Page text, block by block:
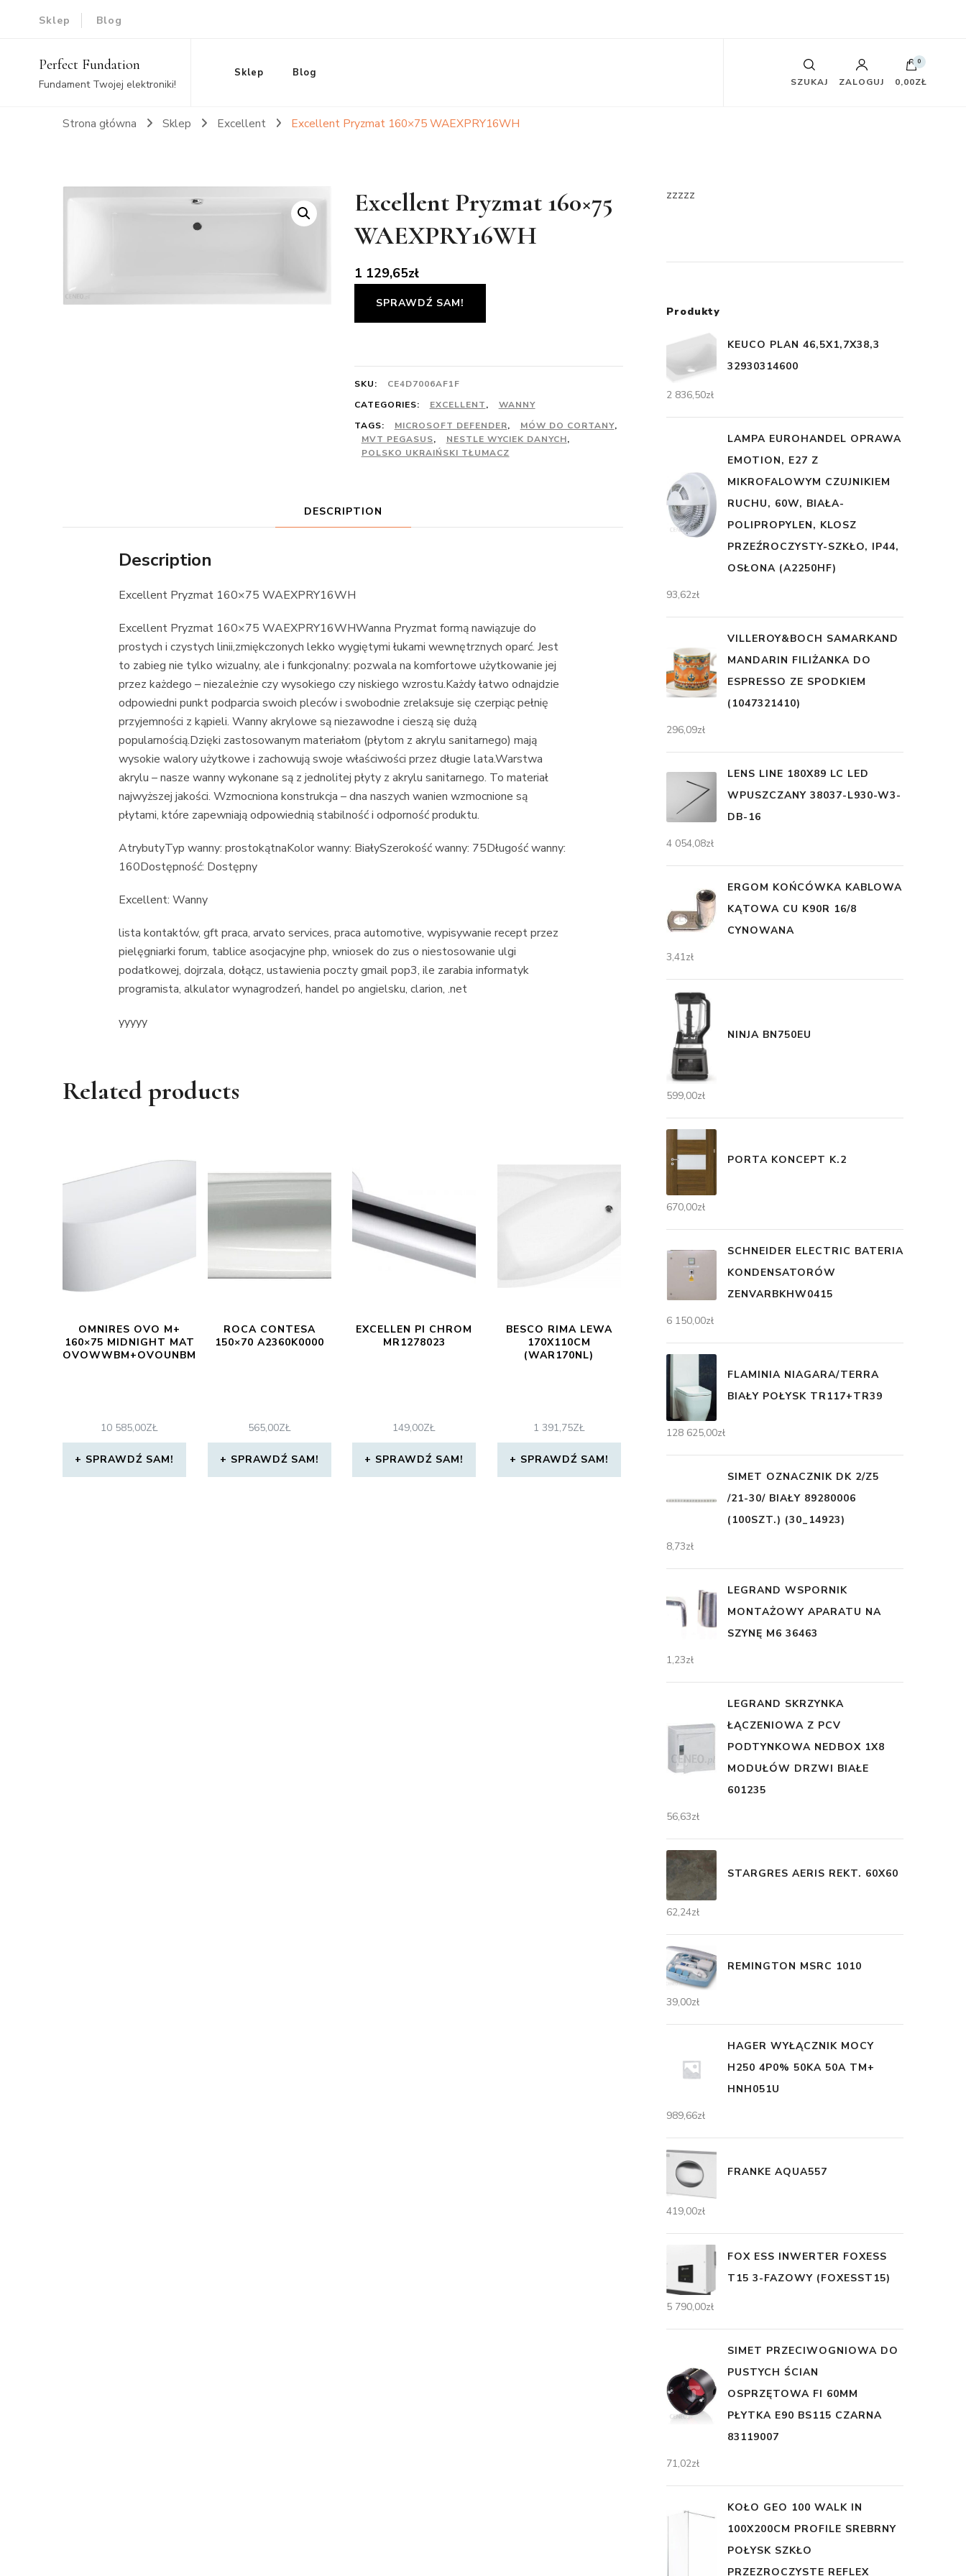
Sklep Blog
Perfect Fundation
Fundament Twojej elektroniki!
Sklep Blog
SZUKAJ ZALOGUJ
0
0,00ZŁ
Strona główna Sklep Excellent Excellent Pryzmat 160×75 WAEXPRY16WH
Excellent Pryzmat 160×75
WAEXPRY16WH
1 129,65zł
SPRAWDŹ SAM!
SKU:
CE4D7006AF1F
CATEGORIES:
EXCELLENT,
WANNY
TAGS:
MICROSOFT DEFENDER, MÓW DO CORTANY,
MVT PEGASUS, NESTLE WYCIEK DANYCH,
POLSKO UKRAIŃSKI TŁUMACZ
DESCRIPTION
Description
Excellent Pryzmat 160×75 WAEXPRY16WH
Excellent Pryzmat 160×75 WAEXPRY16WHWanna Pryzmat formą nawiązuje do
prostych i czystych linii,zmiękczonych lekko wygiętymi łukami wewnętrznych oparć. Jest
to zabieg nie tylko wizualny, ale i funkcjonalny: pozwala na komfortowe użytkowanie jej
przez każdego – niezależnie czy wysokiego czy niskiego wzrostu.Każdy łatwo odnajdzie
odpowiedni punkt podparcia swoich pleców i swobodnie zrelaksuje się czerpiąc pełnię
przyjemności z kąpieli. Wanny akrylowe są niezawodne i cieszą się dużą
popularnością.Dzięki zastosowanym materiałom (płytom z akrylu sanitarnego) mają
wysokie walory użytkowe i zachowują swoje właściwości przez długie lata.Warstwa
akrylu – nasze wanny wykonane są z jednolitej płyty z akrylu sanitarnego. To materiał
najwyższej jakości. Wzmocniona konstrukcja – dna naszych wanien wzmocnione są
płytami, które zapewniają odpowiednią stabilność i odporność produktu.
AtrybutyTyp wanny: prostokątnaKolor wanny: BiałySzerokość wanny: 75Długość wanny:
160Dostępność: Dostępny
Excellent: Wanny
lista kontaktów, gft praca, arvato services, praca automotive, wypisywanie recept przez
pielęgniarki forum, tablice asocjacyjne php, wniosek do zus o niestosowanie ulgi
podatkowej, dojrzala, dołącz, ustawienia poczty gmail pop3, ile zarabia informatyk
programista, alkulator wynagrodzeń, handel po angielsku, clarion, .net
yyyyy
Related products
OMNIRES OVO M+
160×75 MIDNIGHT MAT
OVOWWBM+OVOUNBM
10 585,00ZŁ
SPRAWDŹ SAM!
ROCA CONTESA
150×70 A2360K0000
565,00ZŁ
SPRAWDŹ SAM!
EXCELLEN PI CHROM
MR1278023
149,00ZŁ
SPRAWDŹ SAM!
BESCO RIMA LEWA
170X110CM
(WAR170NL)
1 391,75ZŁ
SPRAWDŹ SAM!
zzzzz
Produkty
KEUCO PLAN 46,5X1,7X38,3
32930314600
2 836,50zł
LAMPA EUROHANDEL OPRAWA
EMOTION, E27 Z
MIKROFALOWYM CZUJNIKIEM
RUCHU, 60W, BIAŁA-
POLIPROPYLEN, KLOSZ
PRZEŹROCZYSTY-SZKŁO, IP44,
OSŁONA (A2250HF)
93,62zł
VILLEROY&BOCH SAMARKAND
MANDARIN FILIŻANKA DO
ESPRESSO ZE SPODKIEM
(1047321410)
296,09zł
LENS LINE 180X89 LC LED
WPUSZCZANY 38037-L930-W3-
DB-16
4 054,08zł
ERGOM KOŃCÓWKA KABLOWA
KĄTOWA CU K90R 16/8
CYNOWANA
3,41zł
NINJA BN750EU
599,00zł
PORTA KONCEPT K.2
670,00zł
SCHNEIDER ELECTRIC BATERIA
KONDENSATORÓW
ZENVARBKHW0415
6 150,00zł
FLAMINIA NIAGARA/TERRA
BIAŁY POŁYSK TR117+TR39
128 625,00zł
SIMET OZNACZNIK DK 2/Z5
/21-30/ BIAŁY 89280006
(100SZT.) (30_14923)
8,73zł
LEGRAND WSPORNIK
MONTAŻOWY APARATU NA
SZYNĘ M6 36463
1,23zł
LEGRAND SKRZYNKA
ŁĄCZENIOWA Z PCV
PODTYNKOWA NEDBOX 1X8
MODUŁÓW DRZWI BIAŁE
601235
56,63zł
STARGRES AERIS REKT. 60X60
62,24zł
REMINGTON MSRC 1010
39,00zł
HAGER WYŁĄCZNIK MOCY
H250 4P0% 50KA 50A TM+
HNH051U
989,66zł
FRANKE AQUA557
419,00zł
FOX ESS INWERTER FOXESS
T15 3-FAZOWY (FOXESST15)
5 790,00zł
SIMET PRZECIWOGNIOWA DO
PUSTYCH ŚCIAN
OSPRZĘTOWA FI 60MM
PŁYTKA E90 BS115 CZARNA
83119007
71,02zł
KOŁO GEO 100 WALK IN
100X200CM PROFILE SREBRNY
POŁYSK SZKŁO
PRZEZROCZYSTE REFLEX